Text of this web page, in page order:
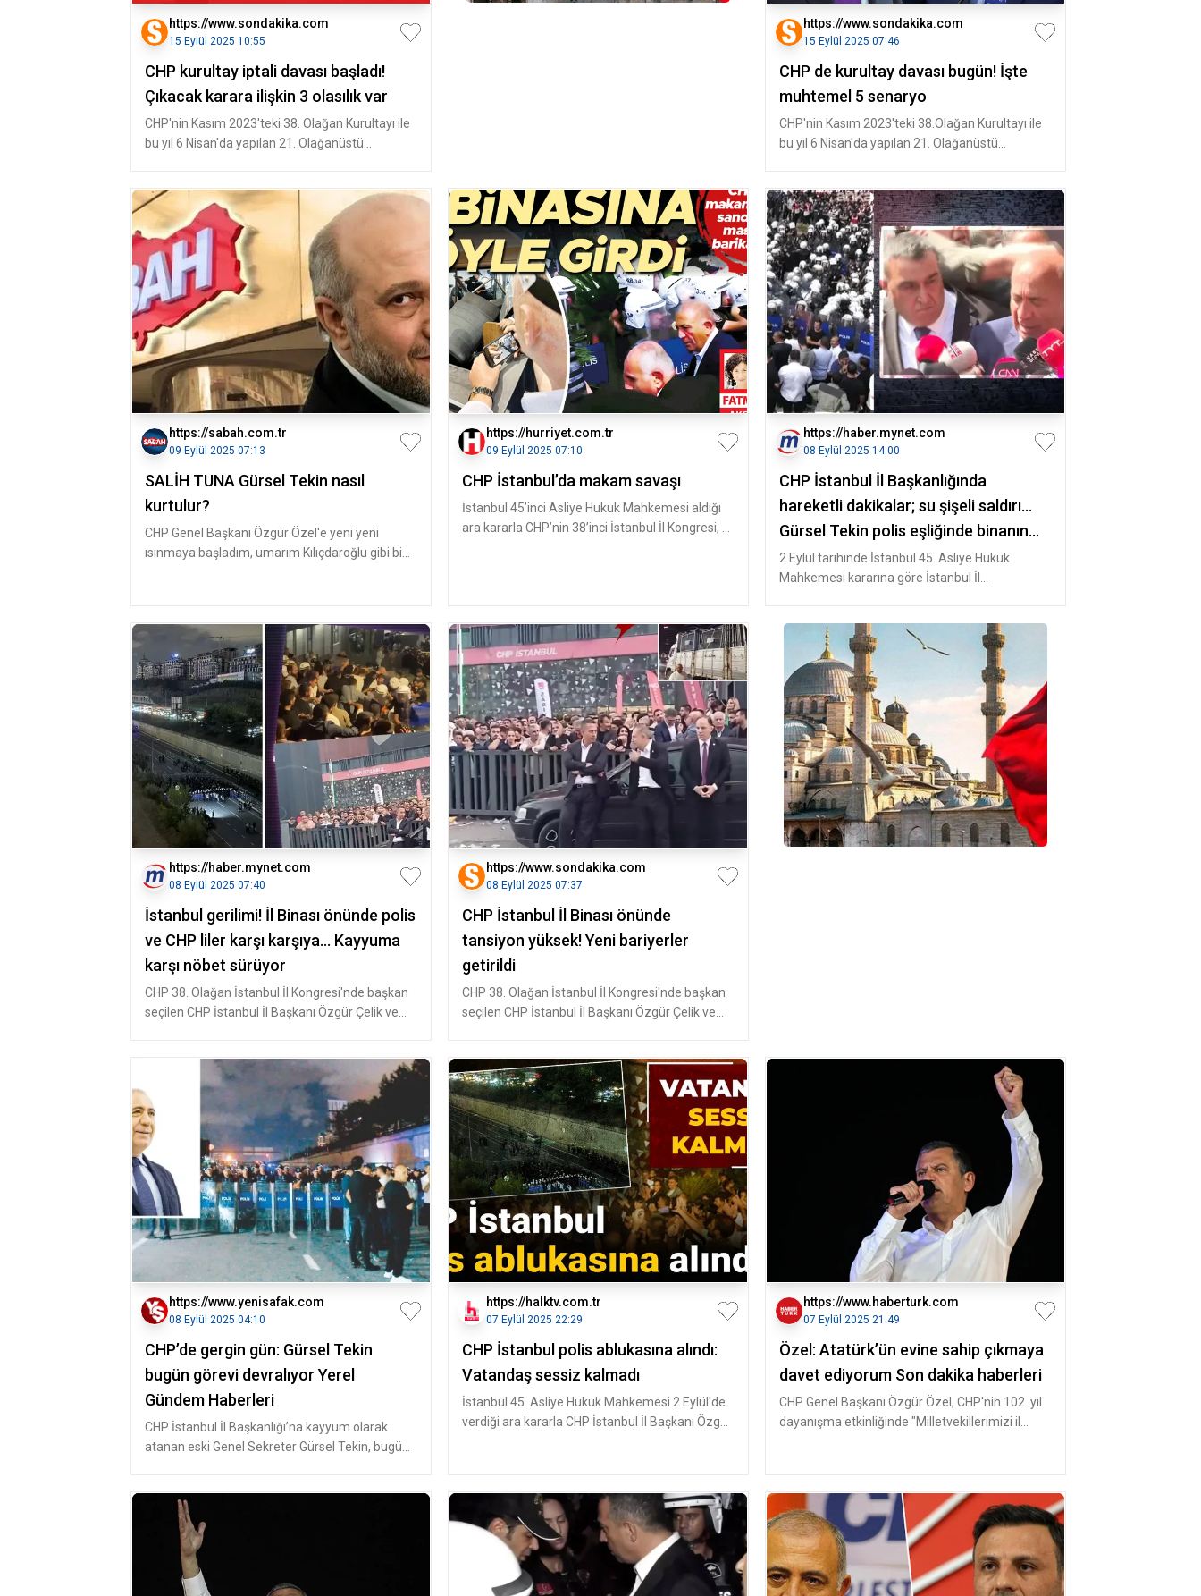
https://www.sondakika.com
15 Eylül 2025 10:55
CHP kurultay iptali davası başladı!
Çıkacak karara ilişkin 3 olasılık var
CHP'nin Kasım 2023'teki 38. Olağan Kurultayı ile
bu yıl 6 Nisan'da yapılan 21. Olağanüstü
https://www.sondakika.com
15 Eylül 2025 07:46
CHP de kurultay davası bugün! İşte
muhtemel 5 senaryo
CHP'nin Kasım 2023'teki 38.Olağan Kurultayı ile
bu yıl 6 Nisan'da yapılan 21. Olağanüstü
https://sabah.com.tr
09 Eylül 2025 07:13
SALİH TUNA Gürsel Tekin nasıl
kurtulur?
CHP Genel Başkanı Özgür Özel'e yeni yeni
ısınmaya başladım, umarım Kılıçdaroğlu gibi bizi
https://hurriyet.com.tr
09 Eylül 2025 07:10
CHP İstanbul’da makam savaşı
İstanbul 45’inci Asliye Hukuk Mahkemesi aldığı
ara kararla CHP’nin 38’inci İstanbul İl Kongresi, 2
https://haber.mynet.com
08 Eylül 2025 14:00
CHP İstanbul İl Başkanlığında
hareketli dakikalar; su şişeli saldırı...
Gürsel Tekin polis eşliğinde binanın
önüne geldi: Biz kayyum değiliz
2 Eylül tarihinde İstanbul 45. Asliye Hukuk
Mahkemesi kararına göre İstanbul İl
https://haber.mynet.com
08 Eylül 2025 07:40
İstanbul gerilimi! İl Binası önünde polis
ve CHP liler karşı karşıya... Kayyuma
karşı nöbet sürüyor
CHP 38. Olağan İstanbul İl Kongresi'nde başkan
seçilen CHP İstanbul İl Başkanı Özgür Çelik ve
https://www.sondakika.com
08 Eylül 2025 07:37
CHP İstanbul İl Binası önünde
tansiyon yüksek! Yeni bariyerler
getirildi
CHP 38. Olağan İstanbul İl Kongresi'nde başkan
seçilen CHP İstanbul İl Başkanı Özgür Çelik ve
https://www.yenisafak.com
08 Eylül 2025 04:10
CHP’de gergin gün: Gürsel Tekin
bugün görevi devralıyor Yerel
Gündem Haberleri
CHP İstanbul İl Başkanlığı’na kayyum olarak
atanan eski Genel Sekreter Gürsel Tekin, bugün
https://halktv.com.tr
07 Eylül 2025 22:29
CHP İstanbul polis ablukasına alındı:
Vatandaş sessiz kalmadı
İstanbul 45. Asliye Hukuk Mahkemesi 2 Eylül'de
verdiği ara kararla CHP İstanbul İl Başkanı Özgür
https://www.haberturk.com
07 Eylül 2025 21:49
Özel: Atatürk’ün evine sahip çıkmaya
davet ediyorum Son dakika haberleri
CHP Genel Başkanı Özgür Özel, CHP'nin 102. yıl
dayanışma etkinliğinde "Milletvekillerimizi il